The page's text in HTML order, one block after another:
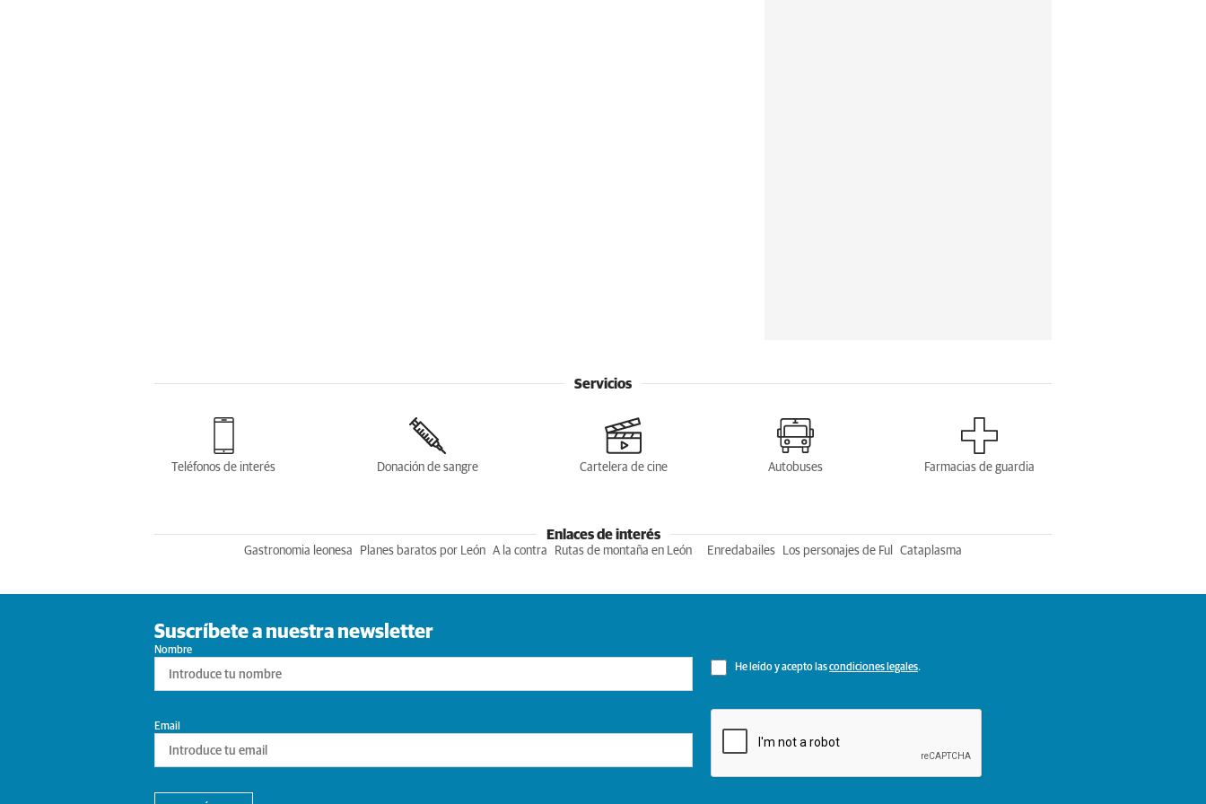
Servicios
Teléfonos de interés Donación de sangre Cartelera de cine Autobuses Farmacias de guardia
Enlaces de interés
Gastronomia leonesa Planes baratos por León A la contra Rutas de montaña en León Enredabailes Los personajes de Ful Cataplasma
Suscríbete a nuestra newsletter
Nombre
He leído y acepto lascondiciones legales.
Email